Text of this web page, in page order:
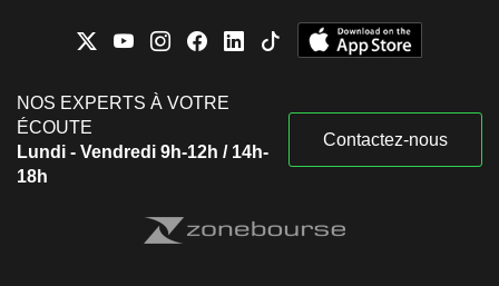
NOS EXPERTS À VOTRE
ÉCOUTE
Lundi - Vendredi 9h-12h / 14h-
18h
Contactez-nous